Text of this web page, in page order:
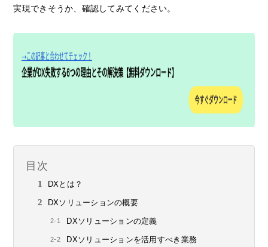
実現できそうか、確認してみてください。
目次
DXとは？
DXソリューションの概要
DXソリューションの定義
DXソリューションを活用すべき業務